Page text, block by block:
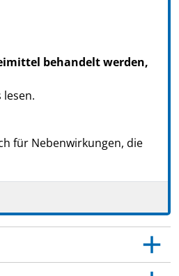
behandelt werden,
lesen.
für Nebenwirkungen, die